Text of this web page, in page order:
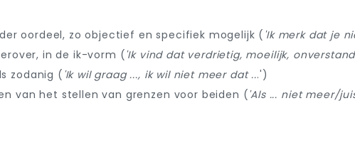
oordeel, zo objectief en specifiek mogelijk ( 'Ik merk dat je
in de ik-vorm ( 'Ik vind dat verdrietig, moeilijk,
zodanig ( 'Ik wil graag ..., ik wil niet meer dat ...')
van het stellen van grenzen voor beiden ( 'Als ... niet meer/